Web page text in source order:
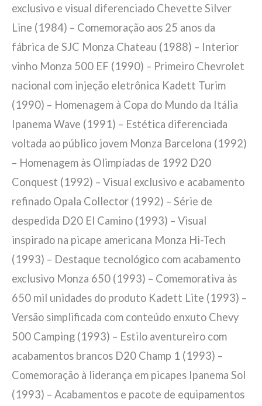
exclusivo e visual diferenciado Chevette Silver
Line (1984) – Comemoração aos 25 anos da
fábrica de SJC Monza Chateau (1988) – Interior
vinho Monza 500 EF (1990) – Primeiro Chevrolet
nacional com injeção eletrônica Kadett Turim
(1990) – Homenagem à Copa do Mundo da Itália
Ipanema Wave (1991) – Estética diferenciada
voltada ao público jovem Monza Barcelona (1992)
– Homenagem às Olimpíadas de 1992 D20
Conquest (1992) – Visual exclusivo e acabamento
refinado Opala Collector (1992) – Série de
despedida D20 El Camino (1993) – Visual
inspirado na picape americana Monza Hi-Tech
(1993) – Destaque tecnológico com acabamento
exclusivo Monza 650 (1993) – Comemorativa às
650 mil unidades do produto Kadett Lite (1993) –
Versão simplificada com conteúdo enxuto Chevy
500 Camping (1993) – Estilo aventureiro com
acabamentos brancos D20 Champ 1 (1993) –
Comemoração à liderança em picapes Ipanema Sol
(1993) – Acabamentos e pacote de equipamentos